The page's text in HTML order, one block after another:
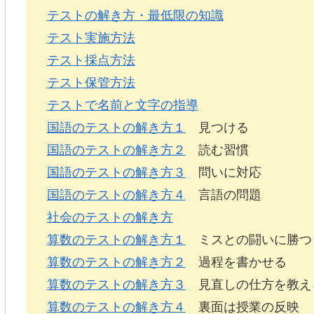
テストの解き方・最低限の知識
テスト実施方法
テスト採点方法
テスト保管方法
テストで名前と文字の指導
国語のテストの解き方１
見つける
国語のテストの解き方２
読む習慣
国語のテストの解き方３
問いに対応
国語のテストの解き方４
言語の問題
社会のテストの解き方
算数のテストの解き方１
ミスとの闘いに勝つ
算数のテストの解き方２
過程を書かせる
算数のテストの解き方３
見直しの仕方を教
算数のテストの解き方４
裏面は授業の反映